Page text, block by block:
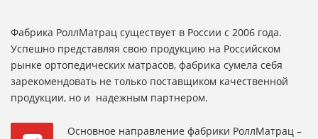
Фабрика РоллМатрац существует в России с 2006 года.
Успешно представляя свою продукцию на Российском
рынке ортопедических матрасов, фабрика сумела себя
зарекомендовать не только поставщиком качественной
продукции, но и надежным партнером.
Основное направление фабрики РоллМатрац –